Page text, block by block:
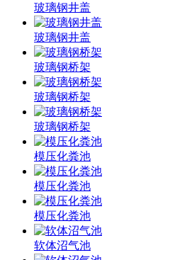
玻璃钢井盖
玻璃钢井盖
玻璃钢桥架
玻璃钢桥架
玻璃钢桥架
模压化粪池
模压化粪池
模压化粪池
软体沼气池